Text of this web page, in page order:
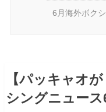
6月海外ボク
【パッキャオ
シングニュース